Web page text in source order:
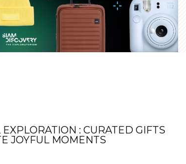
: CURATED GIFTS
JOYFUL MOMENTS